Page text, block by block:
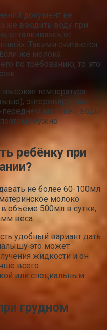
документ не
же вводить воду при
отталкиваясь от
Такими считаются
же молока
по требованию, то это
температура
энтеровирусные
молоке», воды
нужно
ребёнку при
не более 60-100мл
молоко
в объёме 500мл в сутки,
веса.
удобный вариант дать
это может
жидкости и он
всего
или специальным
грудном